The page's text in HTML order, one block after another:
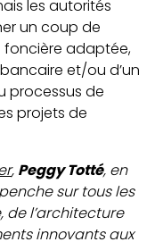
les autorités
un coup de
foncière adaptée,
et/ou d’un
processus de
projets de
, Peggy Totté, en
sur tous les
de l’architecture
innovants aux